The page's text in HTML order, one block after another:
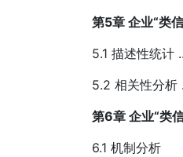
第5章 企业“类
5.1 描述性统计
5.2 相关性分析
第6章 企业“类
6.1 机制分析